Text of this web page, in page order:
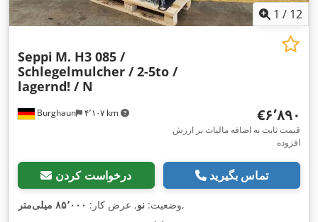
1 / 12
Burghaun ۴٬۱۰۷ km
Seppi M. H3 085 /
Schlegelmulcher / 2-5to /
lagernd! / N
‎€۶٬۸۹۰
قیمت ثابت به اضافه مالیات بر ارزش
افزوده
درخواست کردن تماس بگیرید
وضعیت: نو, عرض کار: ۸۵٬۰۰۰ میلی‌متر ,